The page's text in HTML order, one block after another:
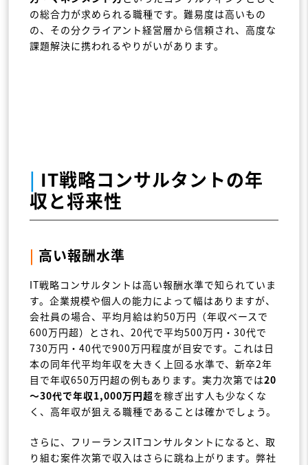
の総合力が求められる職種です。難易度は高いもの
の、その分クライアント経営層から信頼され、高度な
課題解決に携われるやりがいがあります。
| IT戦略コンサルタントの年
収と将来性
| 高い報酬水準
IT戦略コンサルタントは高い報酬水準で知られていま
す。企業規模や個人の能力によって幅はありますが、
会社員の場合、平均月給は約50万円（年収ベースで
600万円超）とされ、20代で平均500万円・30代で
730万円・40代で900万円程度が目安です。これは日
本の同年代平均年収を大きく上回る水準で、新卒2年
目で年収650万円超の例もあります。実力次第では20
～30代で年収1,000万円超を稼ぎ出す人も少なくな
く、高年収が狙える職種であることは確かでしょう。
さらに、フリーランスITコンサルタントになると、取
り組む案件次第で収入はさらに跳ね上がります。弊社